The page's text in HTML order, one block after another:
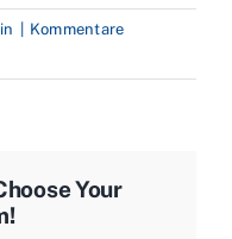
Kommentare
Your